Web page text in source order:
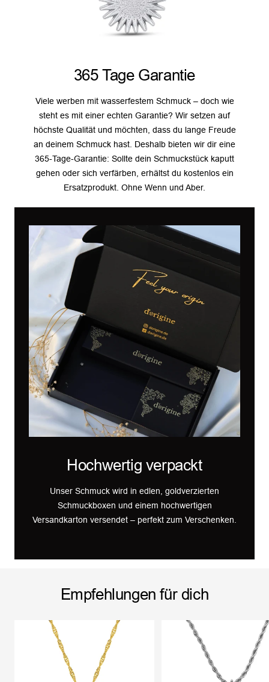
365 Tage Garantie
Viele werben mit wasserfestem Schmuck – doch wie
steht es mit einer echten Garantie? Wir setzen auf
höchste Qualität und möchten, dass du lange Freude
an deinem Schmuck hast. Deshalb bieten wir dir eine
365-Tage-Garantie: Sollte dein Schmuckstück kaputt
gehen oder sich verfärben, erhältst du kostenlos ein
Ersatzprodukt. Ohne Wenn und Aber.
Hochwertig verpackt
Unser Schmuck wird in edlen, goldverzierten
Schmuckboxen und einem hochwertigen
Versandkarton versendet – perfekt zum Verschenken.
Empfehlungen für dich